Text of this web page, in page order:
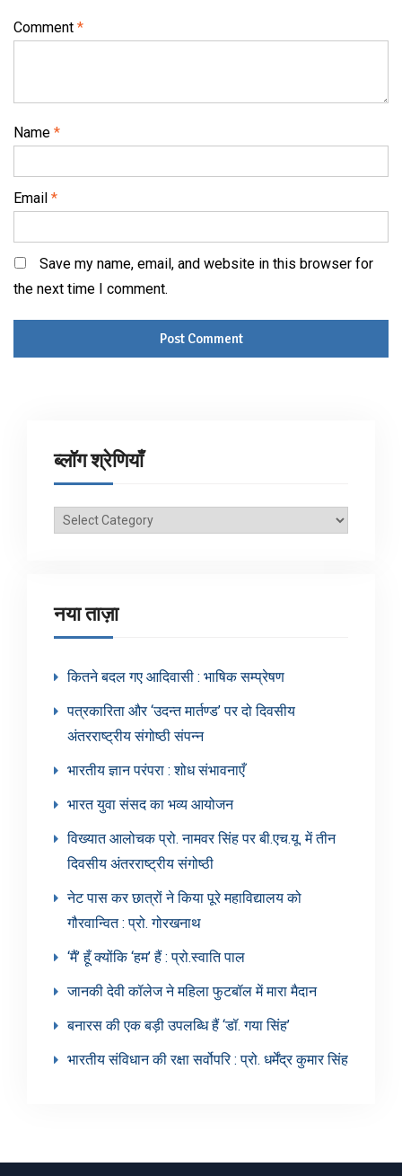
Comment *
Name *
Email *
Save my name, email, and website in this browser for
the next time I comment.
ब्लॉग श्रेणियाँ
ब्लॉग
नया ताज़ा
कितने बदल गए आदिवासी : भाषिक सम्प्रेषण
पत्रकारिता और ‘उदन्त मार्तण्ड’ पर दो दिवसीय
अंतरराष्ट्रीय संगोष्ठी संपन्न
भारतीय ज्ञान परंपरा : शोध संभावनाएँ
भारत युवा संसद का भव्य आयोजन
विख्यात आलोचक प्रो. नामवर सिंह पर बी.एच.यू. में तीन
दिवसीय अंतरराष्ट्रीय संगोष्ठी
नेट पास कर छात्रों ने किया पूरे महाविद्यालय को
गौरवान्वित : प्रो. गोरखनाथ
‘मैं’ हूँ क्योंकि ‘हम’ हैं : प्रो.स्वाति पाल
जानकी देवी कॉलेज ने महिला फुटबॉल में मारा मैदान
बनारस की एक बड़ी उपलब्धि हैं ‘डॉ. गया सिंह’
भारतीय संविधान की रक्षा सर्वोपरि : प्रो. धर्मेंद्र कुमार सिंह